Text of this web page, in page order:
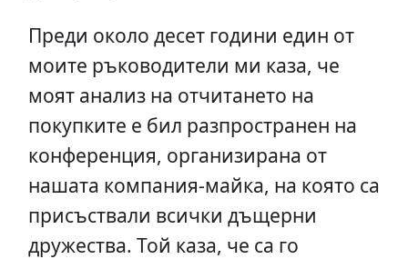
Преди около десет години един от
моите ръководители ми каза, че
моят анализ на отчитането на
покупките е бил разпространен на
конференция, организирана от
нашата компания-майка, на която са
присъствали всички дъщерни
дружества. Той каза, че са го